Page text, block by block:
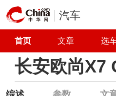
汽车
首页 文章 选
长安欧尚X7